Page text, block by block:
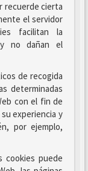
recuerde cierta
el servidor
facilitan la
y no dañan el
de recogida
determinadas
con el fin de
experiencia y
por ejemplo,
cookies puede